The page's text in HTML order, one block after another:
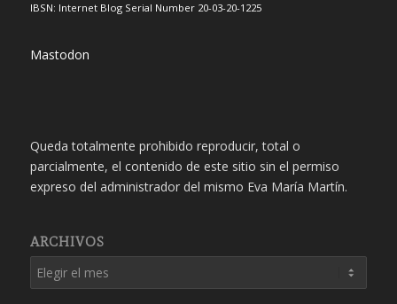
IBSN: Internet Blog Serial Number 20-03-20-1225
Mastodon
Queda totalmente prohibido reproducir, total o
parcialmente, el contenido de este sitio sin el permiso
expreso del administrador del mismo Eva María Martín.
ARCHIVOS